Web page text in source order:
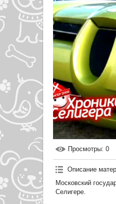
Просмотры: 0
Описание
Московский
Селигере.